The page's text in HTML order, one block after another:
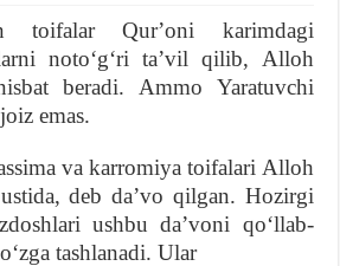
toifalar Qurʼoni karimdagi
notoʻgʻri taʼvil qilib, Alloh
beradi. Ammo Yaratuvchi
emas.
va karromiya toifalari Alloh
deb daʼvo qilgan. Hozirgi
ushbu daʼvoni qoʻllab-
tashlanadi. Ular